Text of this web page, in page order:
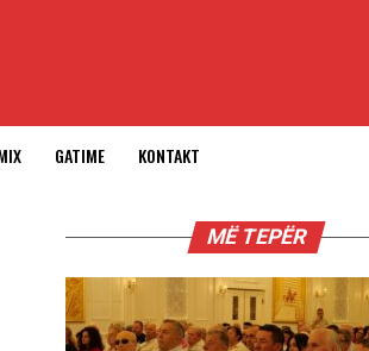
GATIME KONTAKT
MË TEPËR